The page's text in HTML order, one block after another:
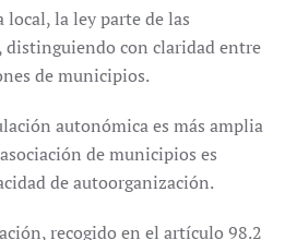
la ley parte de las
distinguiendo con claridad entre
de municipios.
autonómica es más amplia
de municipios es
de autoorganización.
recogido en el artículo 98.2